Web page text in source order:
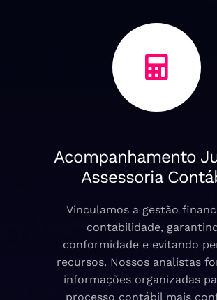
Acompanhamento
Assessoria
Vinculamos a gestão
contabilidade,
conformidade e evitando
recursos. Nossos analistas
informações organizadas
processo contábil mais